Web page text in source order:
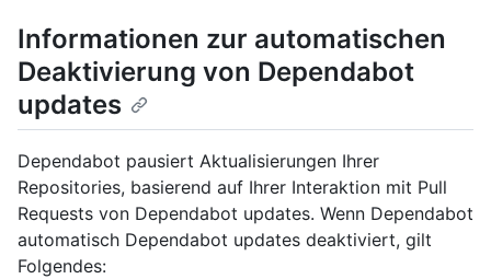
Informationen zur automatischen
Deaktivierung von Dependabot
updates
Dependabot pausiert Aktualisierungen Ihrer
Repositories, basierend auf Ihrer Interaktion mit Pull
Requests von Dependabot updates. Wenn Dependabot
automatisch Dependabot updates deaktiviert, gilt
Folgendes: